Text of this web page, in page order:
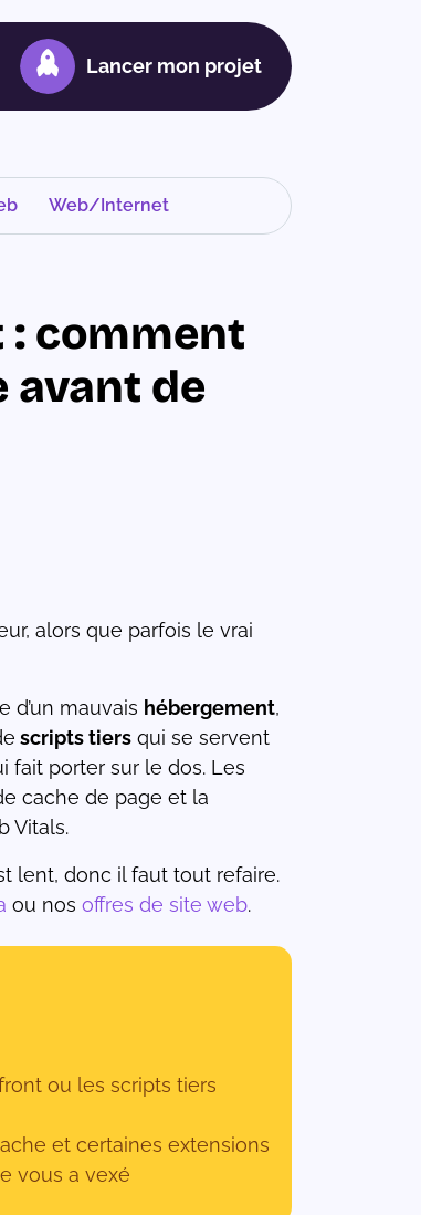
Lancer mon projet
Web/Internet
: comment
avant de
alors que parfois le vrai
d’un mauvais hébergement,
scripts tiers qui se servent
fait porter sur le dos. Les
cache de page et la
Vitals.
lent, donc il faut tout refaire.
ou nos offres de site web.
ou les scripts tiers
et certaines extensions
vous a vexé